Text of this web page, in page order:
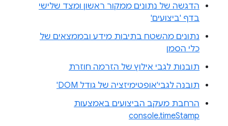
הדגשה של נתונים ממקור ראשון ומצד שלישי
בדף 'ביצועים'
נתונים מהשטח בתיבות מידע ובממצאים של
כלי הסמן
תובנות לגבי אילוץ של הזרמה חוזרת
תובנה לגבי'אופטימיזציה של גודל DOM'
הרחבת מעקב הביצועים באמצעות
console.timeStamp